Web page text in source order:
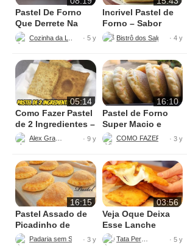
Pastel De Forno
Que Derrete Na
Boca
· 5 y
Incrivel Pastel de
Forno – Sabor
Carne Seca com Bistrô dos Salgados· 4 y
05:14
Como Fazer Pastel
de 2 Ingredientes –
Manual da Cozinha
Alex Granig · 9 y
16:10
Pastel de Forno
Super Macio e
Saudável
COMO FAZER DE A-Z
· 3 y
16:15
Pastel Assado de
Picadinho de
Carne
Padaria sem Segredos
· 3 y
03:56
Veja Oque Deixa
Esse Lanche
Perfeito
Tata Pereira · 5 y